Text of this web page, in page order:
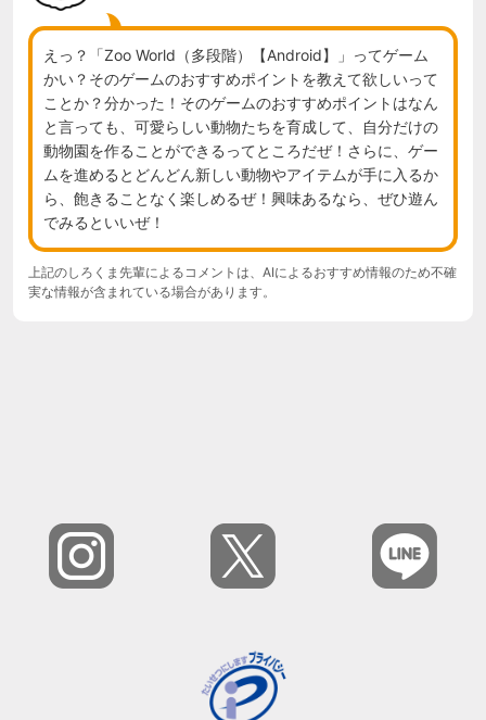
えっ？「Zoo World（多段階）【Android】」ってゲーム
かい？そのゲームのおすすめポイントを教えて欲しいって
ことか？分かった！そのゲームのおすすめポイントはなん
と言っても、可愛らしい動物たちを育成して、自分だけの
動物園を作ることができるってところだぜ！さらに、ゲー
ムを進めるとどんどん新しい動物やアイテムが手に入るか
ら、飽きることなく楽しめるぜ！興味あるなら、ぜひ遊ん
でみるといいぜ！
上記のしろくま先輩によるコメントは、AIによるおすすめ情報のため不確
実な情報が含まれている場合があります。